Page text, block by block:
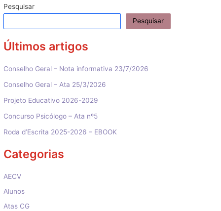
artigos
Pesquisar
Pesquisar
Últimos artigos
Conselho Geral – Nota informativa 23/7/2026
Conselho Geral – Ata 25/3/2026
Projeto Educativo 2026-2029
Concurso Psicólogo – Ata nº5
Roda d’Escrita 2025-2026 – EBOOK
Categorias
AECV
Alunos
Atas CG